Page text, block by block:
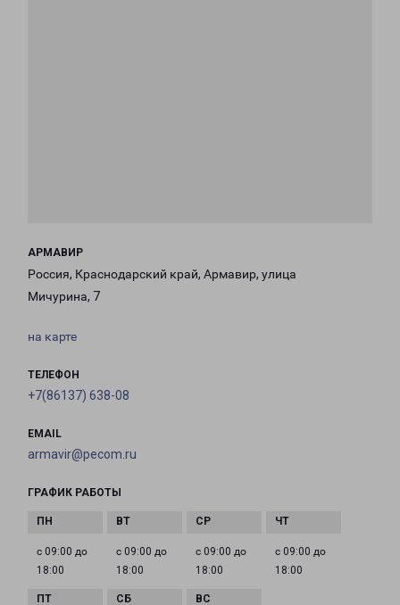
АРМАВИР
Россия, Краснодарский край, Армавир, улица
Мичурина, 7
на карте
ТЕЛЕФОН
+7(86137) 638-08
EMAIL
armavir@pecom.ru
ГРАФИК РАБОТЫ
с 09:00 до
18:00
с 09:00 до
18:00
с 09:00 до
18:00
с 09:00 до
18:00